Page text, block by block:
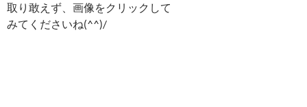
取り敢えず、画像をクリックして
みてくださいね(^^)/